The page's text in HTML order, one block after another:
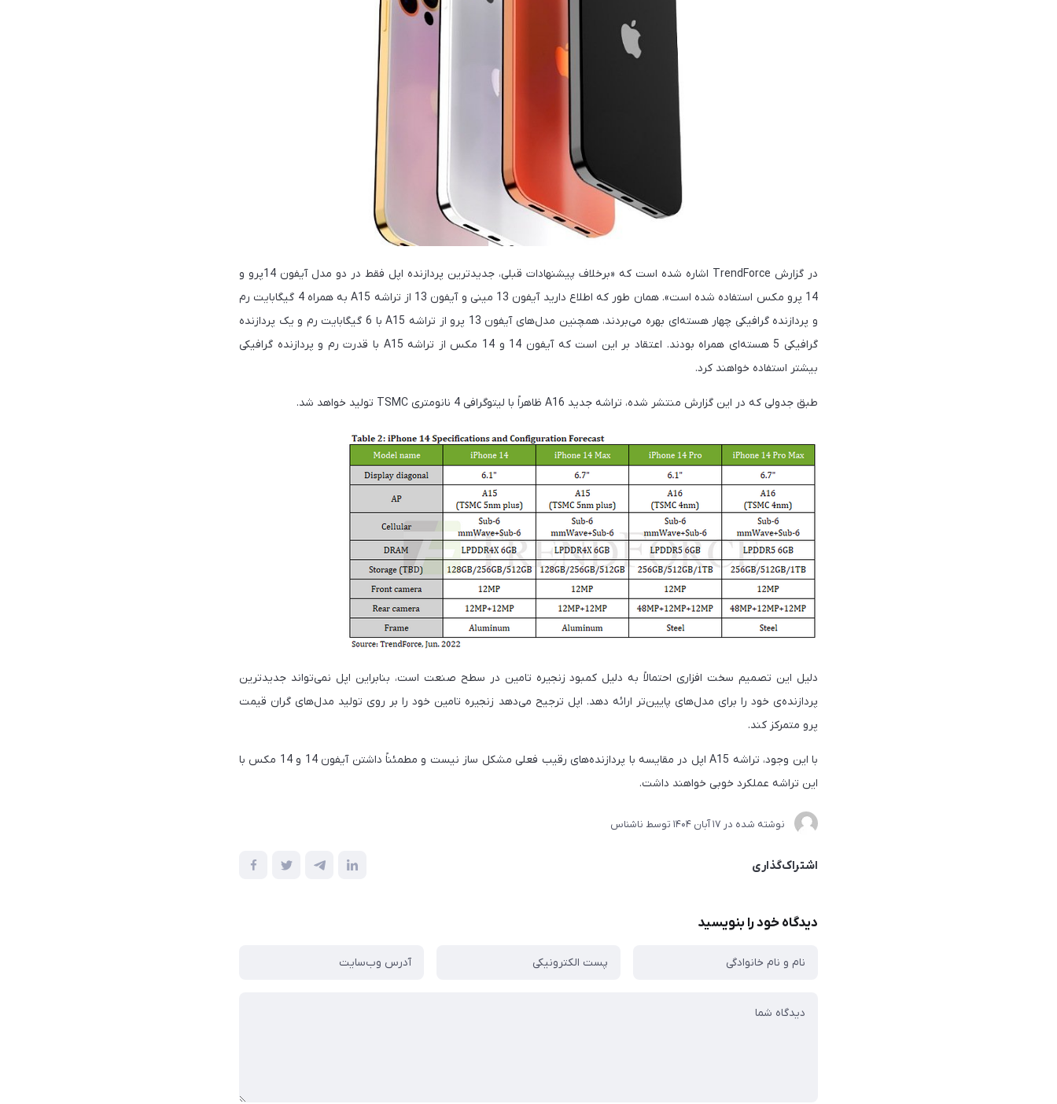
در گزارش TrendForce اشاره شده است که «برخلاف پیشنهادات قبلی، جدیدترین پردازنده‌ اپل فقط در دو مدل آیفون 14پرو و
14 پرو مکس استفاده شده است». همان طور که اطلاع دارید آیفون 13 مینی و آیفون 13 از تراشه A15 به همراه 4 گیگابایت رم
و پردازنده گرافیکی چهار هسته‌ای بهره می‌بردند، همچنین مدل‌های آیفون 13 پرو از تراشه A15 با 6 گیگابایت رم و یک پردازنده
گرافیکی 5 هسته‌ای همراه بودند. اعتقاد بر این است که آیفون 14 و 14 مکس از تراشه A15 با قدرت رم و پردازنده گرافیکی
بیشتر استفاده خواهند کرد.
طبق جدولی که در این گزارش منتشر شده، تراشه جدید A16 ظاهراً با لیتوگرافی 4 نانومتری TSMC تولید خواهد شد.
دلیل این تصمیم سخت افزاری احتمالاً به دلیل کمبود زنجیره تامین در سطح صنعت است، بنابراین اپل نمی‌تواند جدیدترین
پردازنده‌ی خود را برای مدل‌های پایین‌تر ارائه دهد. اپل ترجیح می‌دهد زنجیره تامین خود را بر روی تولید مدل‌های گران قیمت
پرو متمرکز کند.
با این وجود، تراشه A15 اپل در مقایسه با پردازنده‌های رقیب فعلی مشکل ساز نیست و مطمئناً داشتن آیفون 14 و 14 مکس با
این تراشه عملکرد خوبی خواهند داشت.
نوشته شده در 17 آبان 1404 توسط ناشناس
اشتراک‌گذاری
دیدگاه خود را بنویسید